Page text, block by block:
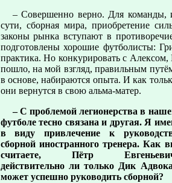
– Совершенно верно. Для команды,
сути, сборная мира, приобретение
законы рынка вступают в
подготовлены хорошие футболисты:
практика. Но конкурировать с
пошло, на мой взгляд, правильным
в основе, набираются опыта. И как
они вернутся в свою альма-матер.
– С проблемой легионерства в
футболе тесно связана и другая. Я
в виду привлечение к
сборной иностранного тренера. Как
считаете, Пётр
действительно ли только Дик
может успешно руководить сборной?